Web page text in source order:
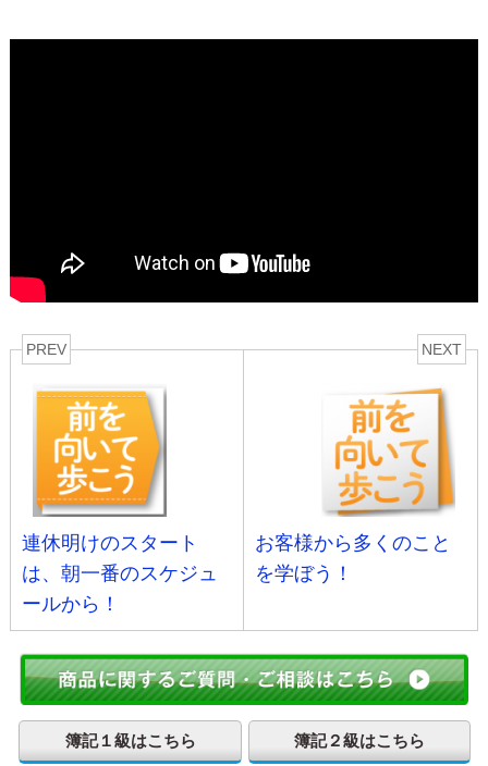
PREV
連休明けのスタート
は、朝一番のスケジュ
ールから！
NEXT
お客様から多くのこと
を学ぼう！
簿記１級はこちら 簿記２級はこちら